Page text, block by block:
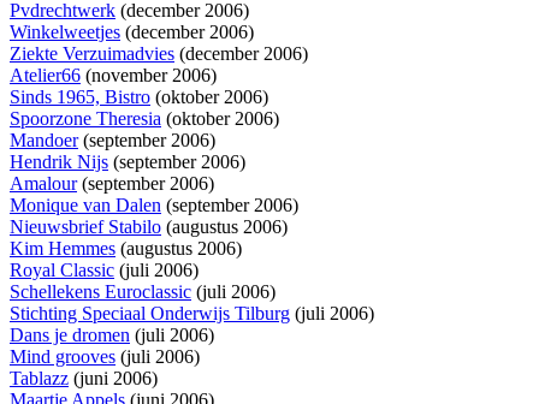
Pvdrechtwerk (december 2006)
Winkelweetjes (december 2006)
Ziekte Verzuimadvies (december 2006)
Atelier66 (november 2006)
Sinds 1965, Bistro (oktober 2006)
Spoorzone Theresia (oktober 2006)
Mandoer(september 2006)
Hendrik Nijs (september 2006)
Amalour(september 2006)
Monique van Dalen (september 2006)
Nieuwsbrief Stabilo (augustus 2006)
Kim Hemmes (augustus 2006)
Royal Classic (juli 2006)
Schellekens Euroclassic (juli 2006)
Stichting Speciaal Onderwijs Tilburg (juli 2006)
Dans je dromen (juli 2006)
Mind grooves (juli 2006)
Tablazz (juni 2006)